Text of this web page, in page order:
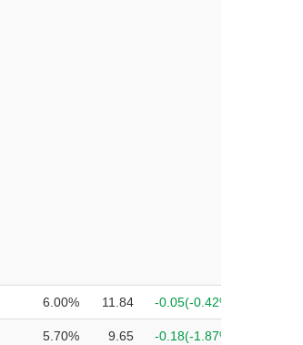
6.00% 11.84 -0.05(-0.42%)
5.70% 9.65 -0.18(-1.87%)